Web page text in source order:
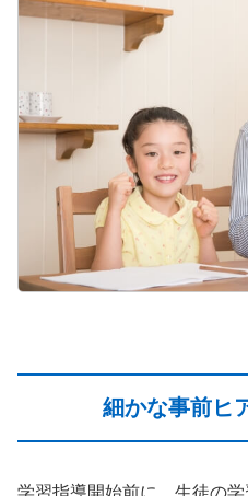
細かな事前ヒ
学習指導開始前に、生徒の